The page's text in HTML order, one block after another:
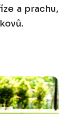
a prachu,